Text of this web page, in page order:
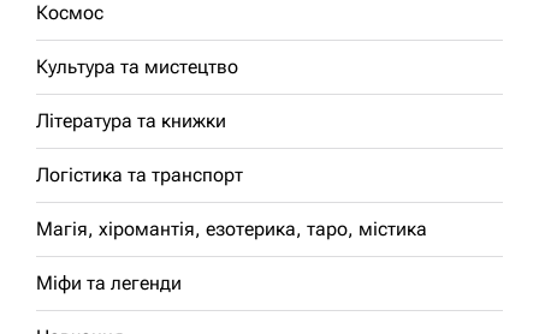
Космос
Культура та мистецтво
Література та книжки
Логістика та транспорт
Магія, хіромантія, езотерика, таро, містика
Міфи та легенди